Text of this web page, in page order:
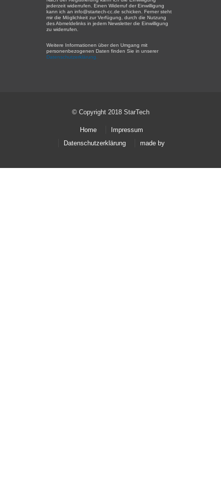
jederzeit widerrufen. Einen Widerruf der Einwilligung
kann ich an info@startech-cc.de schicken. Ferner steht
mir die Möglichkeit zur Verfügung, durch die Nutzung
des Abmeldelinks in jedem Newsletter die Einwilligung
zu widerrufen.
Weitere Informationen über den Umgang mit
personenbezogenen Daten finden Sie in unserer
Datenschutzerklärung.
© Copyright 2018 StarTech
Home
Impressum
Datenschutzerklärung
made by